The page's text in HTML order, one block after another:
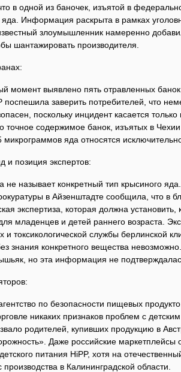
в одной из баночек, изъятой в
Информация раскрыта в рамках
злоумышленник намеренно
шантажировать производителя.
момент выявлено пять отравленных
поспешила заверить потребителей, что
поскольку инцидент касается
точное содержимое банок, изъятых в
яда относятся
и позиция экспертов:
не называет конкретный тип крысиного
в Айзенштадте сообщила, что в
экспертиза, которая должна
младенцев и детей раннего возраста.
и токсикологической службы берлинской
знания конкретного вещества
но эта информация не
по безопасности пищевых
никаких признаков проблем с
родителей, купивших продукцию в
Даже российские
питания HiPP, хотя на
производства в Калининградской области.